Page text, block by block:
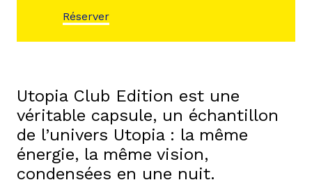
Réserver
Utopia Club Edition est une
véritable capsule, un échantillon
de l’univers Utopia : la même
énergie, la même vision,
condensées en une nuit.